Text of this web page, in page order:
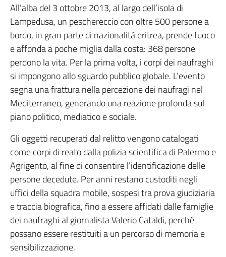
All’alba del 3 ottobre 2013, al largo dell’isola di
Lampedusa, un peschereccio con oltre 500 persone a
bordo, in gran parte di nazionalità eritrea, prende fuoco
e affonda a poche miglia dalla costa: 368 persone
perdono la vita. Per la prima volta, i corpi dei naufraghi
si impongono allo sguardo pubblico globale. L’evento
segna una frattura nella percezione dei naufragi nel
Mediterraneo, generando una reazione profonda sul
piano politico, mediatico e sociale.
Gli oggetti recuperati dal relitto vengono catalogati
come corpi di reato dalla polizia scientifica di Palermo e
Agrigento, al fine di consentire l’identificazione delle
persone decedute. Per anni restano custoditi negli
uffici della squadra mobile, sospesi tra prova giudiziaria
e traccia biografica, fino a essere affidati dalle famiglie
dei naufraghi al giornalista Valerio Cataldi, perché
possano essere restituiti a un percorso di memoria e
sensibilizzazione.